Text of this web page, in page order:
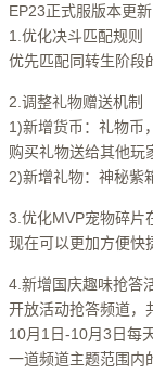
EP23正式服版本更新
1.优化决斗匹配规则
优先匹配同转生阶段
2.调整礼物赠送机制
1)新增货币：礼物币
购买礼物送给其他玩
2)新增礼物：神秘紫
3.优化MVP宠物碎片
现在可以更加方便快
4.新增国庆趣味抢答
开放活动抢答频道，
10月1日-10月3日每
一道频道主题范围内